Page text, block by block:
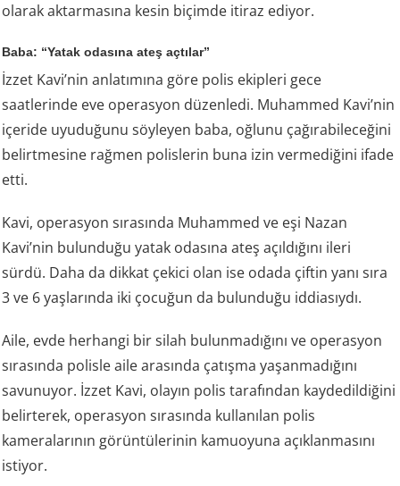
olarak aktarmasına kesin biçimde itiraz ediyor.
Baba: “Yatak odasına ateş açtılar”
İzzet Kavi’nin anlatımına göre polis ekipleri gece
saatlerinde eve operasyon düzenledi. Muhammed Kavi’nin
içeride uyuduğunu söyleyen baba, oğlunu çağırabileceğini
belirtmesine rağmen polislerin buna izin vermediğini ifade
etti.
Kavi, operasyon sırasında Muhammed ve eşi Nazan
Kavi’nin bulunduğu yatak odasına ateş açıldığını ileri
sürdü. Daha da dikkat çekici olan ise odada çiftin yanı sıra
3 ve 6 yaşlarında iki çocuğun da bulunduğu iddiasıydı.
Aile, evde herhangi bir silah bulunmadığını ve operasyon
sırasında polisle aile arasında çatışma yaşanmadığını
savunuyor. İzzet Kavi, olayın polis tarafından kaydedildiğini
belirterek, operasyon sırasında kullanılan polis
kameralarının görüntülerinin kamuoyuna açıklanmasını
istiyor.